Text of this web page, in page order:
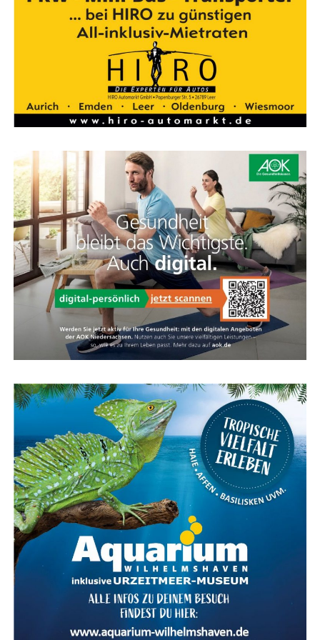
ein­fach von oben ent­nom­men und sowohl im E‑Bike als
auch außer­halb gela­den werden.
KOGA Light Design
Ulti­ma­ti­ve Inte­gra­ti­on und Sicherheit
Das KOGA Light Design steht für ulti­ma­ti­ve Inte­gra­ti­on
ten, die auch von der Sei­te sicht­bar sind, sind Sie im
Stra­ßen­ver­kehr bes­ser geschützt. Alle Kabel sind voll­
stän­dig in den Vor­bau und Rah­men inte­griert, was sie
bes­ser schützt und die Optik verbessert.
KOGA Feder­ga­bel
Kom­fort und Sport­lich­keit vereint
Die Feder­ga­bel des Evia sieht sport­lich aus, ist kom­for­ta­
bel und viel leich­ter als eine Stan­dard-Feder­ga­bel. Die­se
Feder­ein­heit spricht nur bei Bedarf an und bie­tet
zusätz­li­chen Kom­fort für Hand­ge­len­ke und Schul­tern,
Flie­sen Bor­chers – Ihr Exper­te für Flie­sen im Ems­
land. Hoch­wer­tig, güns­tig und immer nah bei Ihnen.